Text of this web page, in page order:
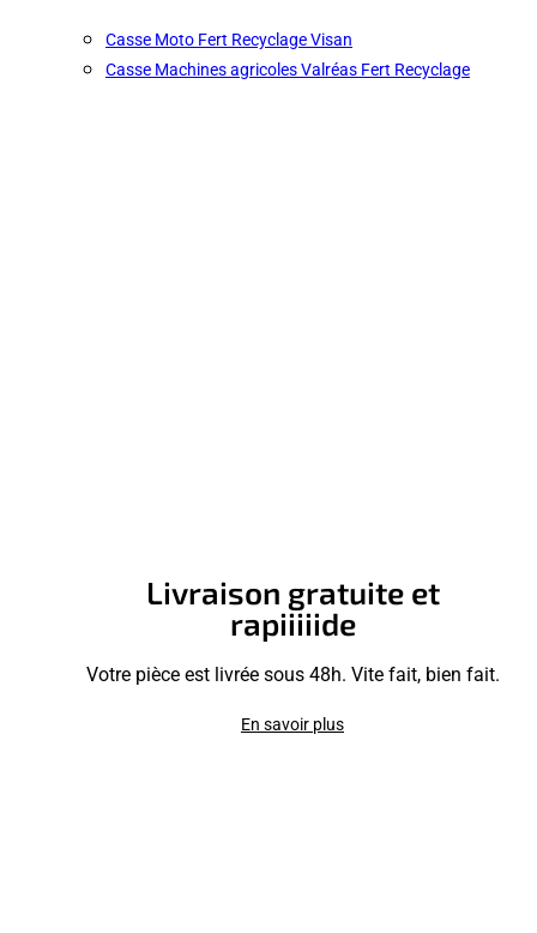
Casse Moto Fert Recyclage Visan
Casse Machines agricoles Valréas Fert Recyclage
Livraison gratuite et
rapiiiiide
Votre pièce est livrée sous 48h. Vite fait, bien fait.
En savoir plus